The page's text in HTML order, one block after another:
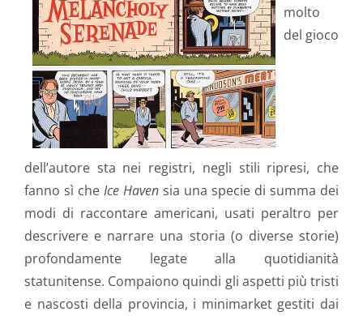
molto
del gioco
dell’autore sta nei registri, negli stili ripresi, che
fanno sì che Ice Haven sia una specie di summa dei
modi di raccontare americani, usati peraltro per
descrivere e narrare una storia (o diverse storie)
profondamente legate alla quotidianità
statunitense. Compaiono quindi gli aspetti più tristi
e nascosti della provincia, i minimarket gestiti dai